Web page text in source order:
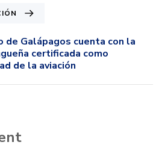
Galápagos cuenta con la
certificada como
de la aviación